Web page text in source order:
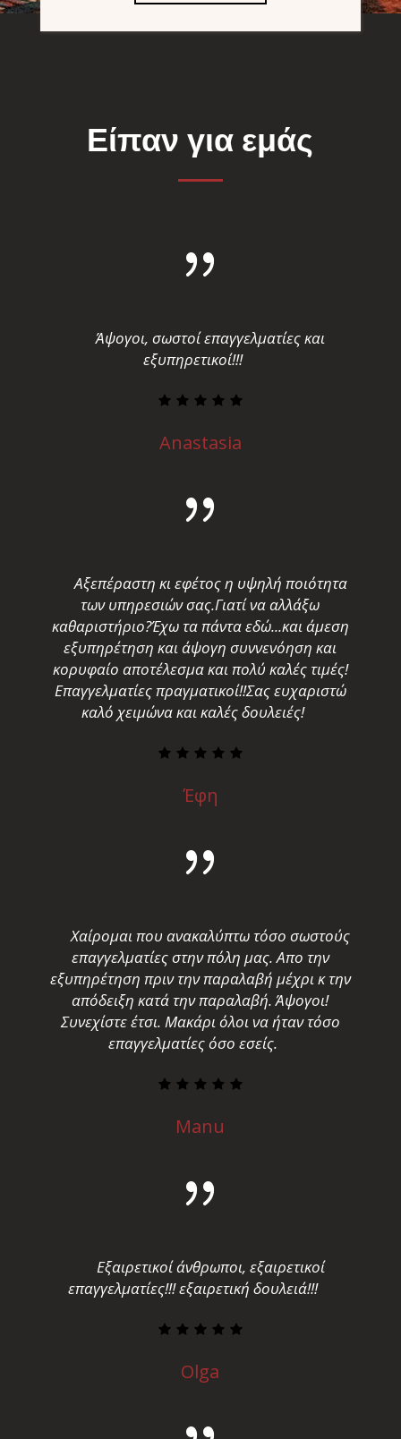
Είπαν για εμάς
Άψογοι, σωστοί επαγγελματίες και
εξυπηρετικοί!!!
Anastasia
Αξεπέραστη κι εφέτος η υψηλή ποιότητα
των υπηρεσιών σας.Γιατί να αλλάξω
καθαριστήριο?Έχω τα πάντα εδώ...και άμεση
εξυπηρέτηση και άψογη συννενόηση και
κορυφαίο αποτέλεσμα και πολύ καλές τιμές!
Επαγγελματίες πραγματικοί!!Σας ευχαριστώ
καλό χειμώνα και καλές δουλειές!
Έφη
Χαίρομαι που ανακαλύπτω τόσο σωστούς
επαγγελματίες στην πόλη μας. Απο την
εξυπηρέτηση πριν την παραλαβή μέχρι κ την
απόδειξη κατά την παραλαβή. Άψογοι!
Συνεχίστε έτσι. Μακάρι όλοι να ήταν τόσο
επαγγελματίες όσο εσείς.
Manu
Εξαιρετικοί άνθρωποι, εξαιρετικοί
επαγγελματίες!!! εξαιρετική δουλειά!!!
Olga